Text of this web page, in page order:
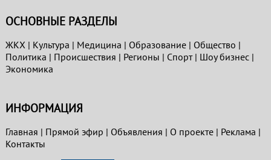
ОСНОВНЫЕ РАЗДЕЛЫ
ЖКХ| Культура | Медицина | Образование| Общество |
Политика | Проиcшествия | Регионы | Спорт| Шоу бизнес|
Экономика
ИНФОРМАЦИЯ
Главная | Прямой эфир | Объявления | О проекте| Реклама |
Контакты